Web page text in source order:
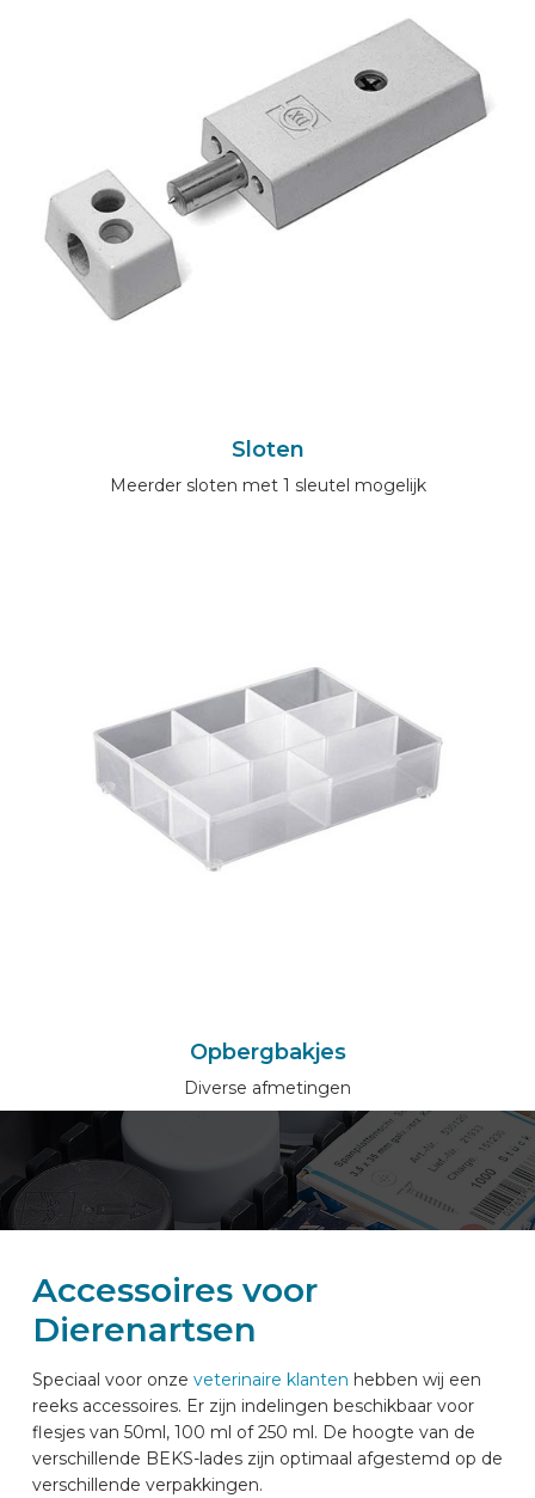
Sloten
Meerder sloten met 1 sleutel mogelijk
Opbergbakjes
Diverse afmetingen
Accessoires voor
Dierenartsen
Speciaal voor onze veterinaire klanten hebben wij een
reeks accessoires. Er zijn indelingen beschikbaar voor
flesjes van 50ml, 100 ml of 250 ml. De hoogte van de
verschillende BEKS-lades zijn optimaal afgestemd op de
verschillende verpakkingen.